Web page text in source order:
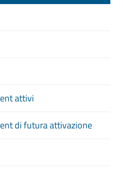
attivi
di futura attivazione